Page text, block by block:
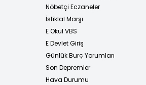
Nöbetçi Eczaneler
İstiklal Marşı
E Okul VBS
E Devlet Giriş
Günlük Burç Yorumları
Son Depremler
Hava Durumu